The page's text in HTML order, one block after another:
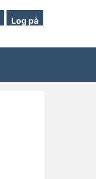
Log på